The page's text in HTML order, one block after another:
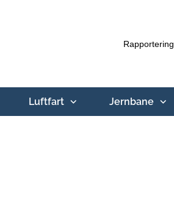
Rapportering
Luftfart Jernbane